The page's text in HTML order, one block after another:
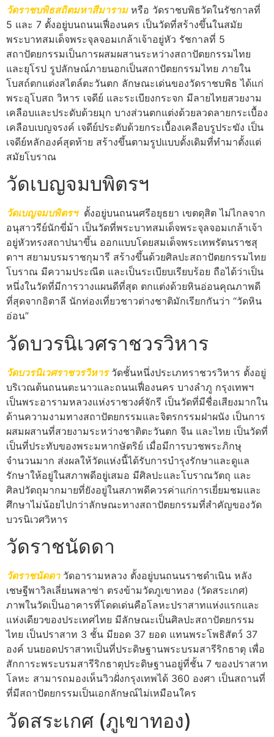
วัดราชบพิธสถิตมหาสีมาราม หรือ วัดราชบพิธวัดในรัชกาลที่
5 และ 7 ตั้งอยู่บนถนนเฟื่องนคร เป็นวัดที่สร้างขึ้นในสมัย
พระบาทสมเด็จพระจุลจอมเกล้าเจ้าอยู่หัว รัชกาลที่ 5
สถาปัตยกรรมเป็นการผสมผสานระหว่างสถาปัตยกรรมไทย
และยุโรป รูปลักษณ์ภายนอกเป็นสถาปัตยกรรมไทย ภายใน
โบสถ์ตกแต่งสไตล์ตะวันตก ลักษณะเด่นของวัดราชบพิธ ได้แก่
พระอุโบสถ วิหาร เจดีย์ และระเบียงกระจก มีลายไทยสวยงาม
เคลือบและประดับด้วยมุก บางส่วนตกแต่งด้วยลวดลายกระเบื้อง
เคลือบเบญจรงค์ เจดีย์ประดับด้วยกระเบื้องเคลือบรูประฆัง เป็น
เจดีย์หลักองค์สุดท้าย สร้างขึ้นตามรูปแบบดั้งเดิมที่ทำมาตั้งแต่
สมัยโบราณ
วัดเบญจมบพิตรฯ
วัดเบญจมบพิตรฯ ตั้งอยู่บนถนนศรีอยุธยา เขตดุสิต ไม่ไกลจาก
อนุสาวรีย์นักขี่ม้า เป็นวัดที่พระบาทสมเด็จพระจุลจอมเกล้าเจ้า
อยู่หัวทรงสถาปนาขึ้น ออกแบบโดยสมเด็จพระเทพรัตนราชสุ
ดาฯ สยามบรมราชกุมารี สร้างขึ้นด้วยศิลปะสถาปัตยกรรมไทย
โบราณ มีความประณีต และเป็นระเบียบเรียบร้อย ถือได้ว่าเป็น
หนึ่งในวัดที่มีการวางแผนดีที่สุด ตกแต่งด้วยหินอ่อนคุณภาพดี
ที่สุดจากอิตาลี นักท่องเที่ยวชาวต่างชาติมักเรียกกันว่า “วัดหิน
อ่อน”
วัดบวรนิเวศราชวรวิหาร
วัดบวรนิเวศราชวรวิหารวัดชั้นหนึ่งประเภทราชวรวิหาร ตั้งอยู่
บริเวณต้นถนนตะนาวและถนนเฟื่องนคร บางลำภู กรุงเทพฯ
เป็นพระอารามหลวงแห่งราชวงศ์จักรี เป็นวัดที่มีชื่อเสียงมากใน
ด้านความงามทางสถาปัตยกรรมและจิตรกรรมฝาผนัง เป็นการ
ผสมผสานที่สวยงามระหว่างชาติตะวันตก จีน และไทย เป็นวัดที่
เป็นที่ประทับของพระมหากษัตริย์ เมื่อมีการบวชพระภิกษุ
จำนวนมาก ส่งผลให้วัดแห่งนี้ได้รับการบำรุงรักษาและดูแล
รักษาให้อยู่ในสภาพดีอยู่เสมอ มีศิลปะและโบราณวัตถุ และ
ศิลปวัตถุมากมายที่ยังอยู่ในสภาพดีควรค่าแก่การเยี่ยมชมและ
ศึกษาไม่น้อยไปกว่าลักษณะทางสถาปัตยกรรมที่สำคัญของวัด
บวรนิเวศวิหาร
วัดราชนัดดา
วัดราชนัดดา วัดอารามหลวง ตั้งอยู่บนถนนราชดำเนิน หลัง
เชษฐีพาวิลเลี่ยนพลาซ่า ตรงข้ามวัดภูเขาทอง (วัดสระเกศ)
ภาพในวัดเป็นอาคารที่โดดเด่นคือโลหะปราสาทแห่งแรกและ
แห่งเดียวของประเทศไทย มีลักษณะเป็นศิลปะสถาปัตยกรรม
ไทย เป็นปราสาท 3 ชั้น มียอด 37 ยอด แทนพระโพธิสัตว์ 37
องค์ บนยอดปราสาทเป็นที่ประดิษฐานพระบรมสารีริกธาตุ เพื่อ
สักการะพระบรมสารีริกธาตุประดิษฐานอยู่ที่ชั้น 7 ของปราสาท
โลหะ สามารถมองเห็นวิวฝั่งกรุงเทพได้ 360 องศา เป็นสถานที่
ที่มีสถาปัตยกรรมเป็นเอกลักษณ์ไม่เหมือนใคร
วัดสระเกศ (ภูเขาทอง)